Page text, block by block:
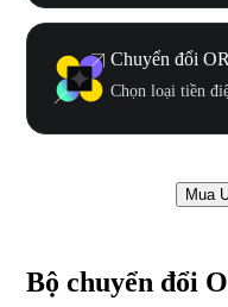
Chuyển đổi
Chọn loại tiền
Mua
Bộ chuyển đổi